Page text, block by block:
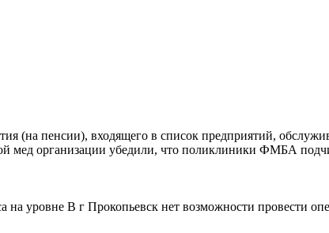
(на пенсии), входящего в список предприятий,
мед организации убедили, что поликлиники ФМБА
уровне В г Прокопьевск нет возможности провести